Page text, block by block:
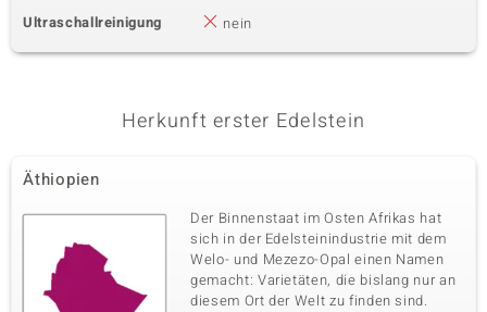
Ultraschallreinigung
nein
Herkunft erster Edelstein
Äthiopien
Der Binnenstaat im Osten Afrikas hat
sich in der Edelsteinindustrie mit dem
Welo- und Mezezo-Opal einen Namen
gemacht: Varietäten, die bislang nur an
diesem Ort der Welt zu finden sind.